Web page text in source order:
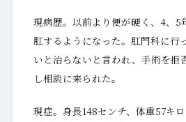
現病歴。以前より便が硬く、4、5
肛するようになった。肛門科に行
いと治らないと言われ、手術を拒
し相談に来られた。
現症。身長148センチ、体重57キ